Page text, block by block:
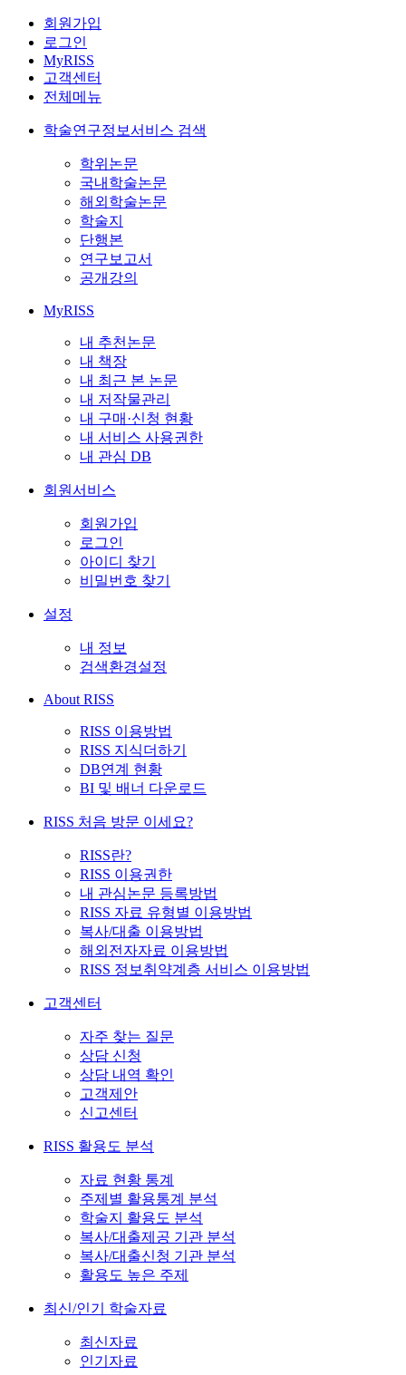
회원가입
로그인
MyRISS
고객센터
전체메뉴
학술연구정보서비스 검색
학위논문
국내학술논문
해외학술논문
학술지
단행본
연구보고서
공개강의
MyRISS
내 추천논문
내 책장
내 최근 본 논문
내 저작물관리
내 구매·신청 현황
내 서비스 사용권한
내 관심 DB
회원서비스
회원가입
로그인
아이디 찾기
비밀번호 찾기
설정
내 정보
검색환경설정
About RISS
RISS 이용방법
RISS 지식더하기
DB연계 현황
BI 및 배너 다운로드
RISS 처음 방문 이세요?
RISS란?
RISS 이용권한
내 관심논문 등록방법
RISS 자료 유형별 이용방법
복사/대출 이용방법
해외전자자료 이용방법
RISS 정보취약계층 서비스 이용방법
고객센터
자주 찾는 질문
상담 신청
상담 내역 확인
고객제안
신고센터
RISS 활용도 분석
자료 현황 통계
주제별 활용통계 분석
학술지 활용도 분석
복사/대출제공 기관 분석
복사/대출신청 기관 분석
활용도 높은 주제
최신/인기 학술자료
최신자료
인기자료